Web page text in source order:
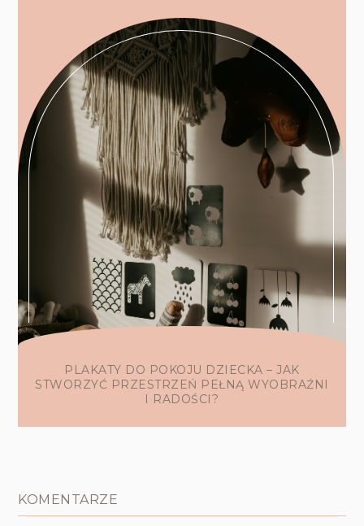
PLAKATY DO POKOJU DZIECKA – JAK
STWORZYĆ PRZESTRZEŃ PEŁNĄ WYOBRAŹNI
I RADOŚCI?
KOMENTARZE